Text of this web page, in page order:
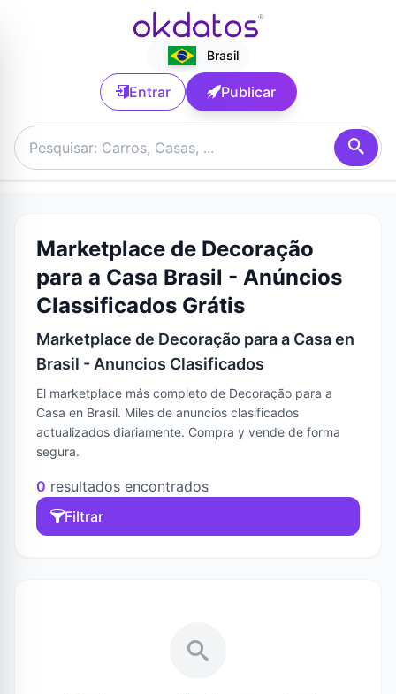
Brasil
Entrar Publicar
Marketplace de Decoração
para a Casa Brasil - Anúncios
Classificados Grátis
Marketplace de Decoração para a Casa en
Brasil - Anuncios Clasificados
El marketplace más completo de Decoração para a
Casa en Brasil. Miles de anuncios clasificados
actualizados diariamente. Compra y vende de forma
segura.
0 resultados encontrados
Filtrar